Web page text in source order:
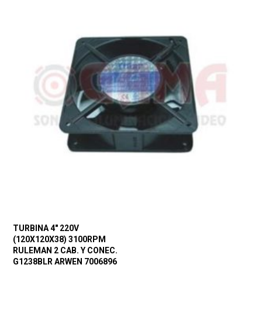
TURBINA 4″ 220V
(120X120X38) 3100RPM
RULEMAN 2 CAB. Y CONEC.
G1238BLR ARWEN 7006896